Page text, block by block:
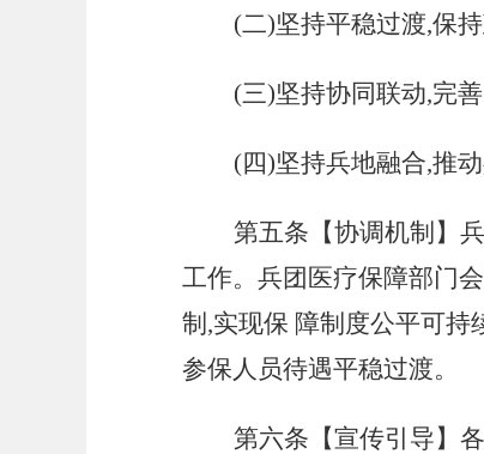
(二)坚持平稳过渡,保
(三)坚持协同联动,完
(四)坚持兵地融合,推
第五条【协调机制】
工作。兵团医疗保障部门
制,实现保 障制度公平可持
参保人员待遇平稳过渡。
第六条【宣传引导】